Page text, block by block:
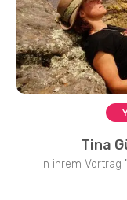
Tina
In ihrem